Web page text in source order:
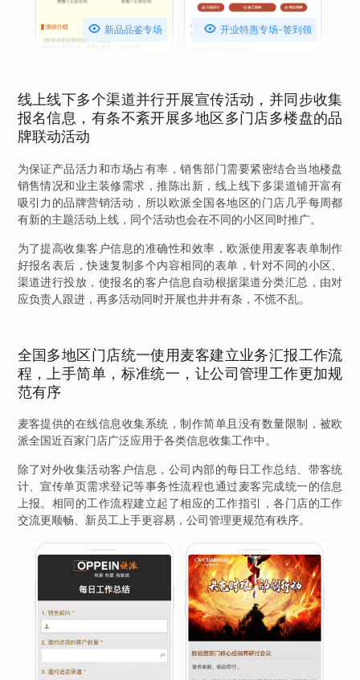
 新品品鉴专场  开业特惠专场-签到领
线上线下多个渠道并行开展宣传活动，并同步收集
报名信息，有条不紊开展多地区多门店多楼盘的品
牌联动活动
为保证产品活力和市场占有率，销售部门需要紧密结合当地楼盘
销售情况和业主装修需求，推陈出新，线上线下多渠道铺开富有
吸引力的品牌营销活动，所以欧派全国各地区的门店几乎每周都
有新的主题活动上线，同个活动也会在不同的小区同时推广。
为了提高收集客户信息的准确性和效率，欧派使用麦客表单制作
好报名表后，快速复制多个内容相同的表单，针对不同的小区、
渠道进行投放，使报名的客户信息自动根据渠道分类汇总，由对
应负责人跟进，再多活动同时开展也井井有条，不慌不乱。
全国多地区门店统一使用麦客建立业务汇报工作流
程，上手简单，标准统一，让公司管理工作更加规
范有序
麦客提供的在线信息收集系统，制作简单且没有数量限制，被欧
派全国近百家门店广泛应用于各类信息收集工作中。
除了对外收集活动客户信息，公司内部的每日工作总结、带客统
计、宣传单页需求登记等事务性流程也通过麦客完成统一的信息
上报。相同的工作流程建立起了相应的工作指引，各门店的工作
交流更顺畅、新员工上手更容易，公司管理更规范有秩序。